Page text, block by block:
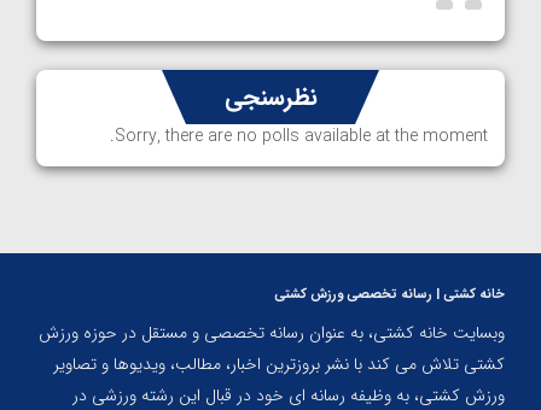
نظرسنجی
Sorry, there are no polls available at the moment.
خانه کشتی | رسانه تخصصی ورزش کشتی
وبسایت خانه کشتی، به عنوان رسانه تخصصی و مستقل در حوزه ورزش
کشتی تلاش می کند با نشر بروزترین اخبار، مطالب، ویدیوها و تصاویر
ورزش کشتی، به وظیفه رسانه ای خود در قبال این رشته ورزشی در